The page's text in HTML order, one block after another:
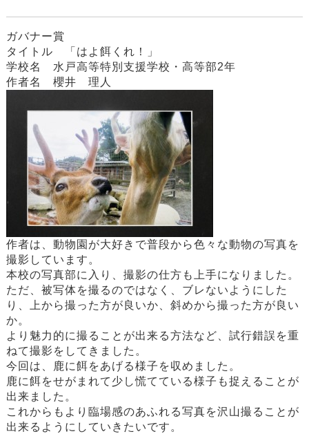
ガバナー賞
タイトル 「はよ餌くれ！」
学校名 水戸高等特別支援学校・高等部2年
作者名 櫻井 理人
作者は、動物園が大好きで普段から色々な動物の写真を
撮影しています。
本校の写真部に入り、撮影の仕方も上手になりました。
ただ、被写体を撮るのではなく、ブレないようにした
り、上から撮った方が良いか、斜めから撮った方が良い
か。
より魅力的に撮ることが出来る方法など、試行錯誤を重
ねて撮影をしてきました。
今回は、鹿に餌をあげる様子を収めました。
鹿に餌をせがまれて少し慌てている様子も捉えることが
出来ました。
これからもより臨場感のあふれる写真を沢山撮ることが
出来るようにしていきたいです。